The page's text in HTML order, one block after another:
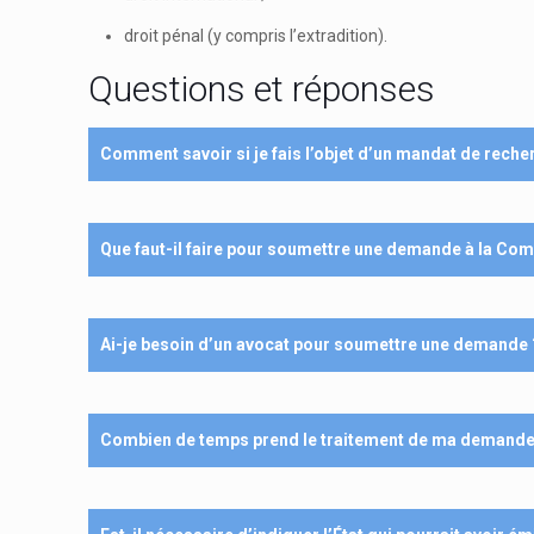
droit pénal (y compris l’extradition).
Questions et réponses
Comment savoir si je fais l’objet d’un mandat de
Que faut-il faire pour soumettre une demande à la
Ai-je besoin d’un avocat pour soumettre une demande
Combien de temps prend le traitement de ma